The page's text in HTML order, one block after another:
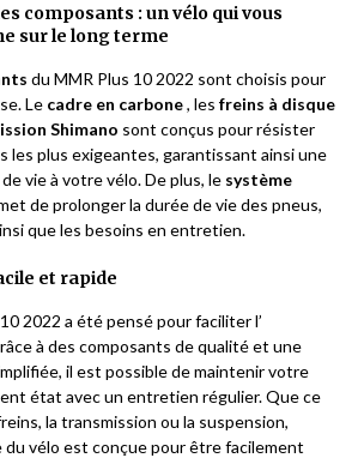
composants : un vélo qui vous
sur le long terme
du MMR Plus 10 2022 sont choisis pour
Le cadre en carbone, les freins à disque
Shimano sont conçus pour résister
les plus exigeantes, garantissant ainsi une
vie à votre vélo. De plus, le système
de prolonger la durée de vie des pneus,
que les besoins en entretien.
et rapide
2022 a été pensé pour faciliter l’
à des composants de qualité et une
il est possible de maintenir votre
état avec un entretien régulier. Que ce
la transmission ou la suspension,
du vélo est conçue pour être facilement